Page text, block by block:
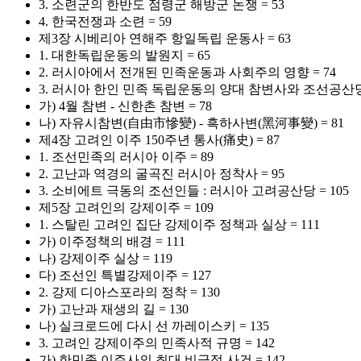
3. 소련군의 한반도 점령군 해방군 논쟁 = 53
4. 한국전쟁과 소련 = 59
제3장 시베리아 연해주 항일독립 운동사 = 63
1. 대한독립운동의 발원지 = 65
2. 러시아에서 전개된 민족운동과 사회주의 영향 = 74
3. 러시아 한인 민족 독립운동의 양대 참변사와 조선공산
가) 4월 참변 - 신한촌 참변 = 78
나) 자유시참변(自由市慘變) - 흑하사변(黑河事變) = 81
제4장 고려인 이주 150주년 통사(痛史) = 87
1. 조선민족의 러시아 이주 = 89
2. 고난과 역경의 굴곡진 러시아 정착사 = 95
3. 소비에트 극동의 조선인들 : 러시아 고려공산당 = 105
제5장 고려인의 강제이주 = 109
1. 스탈린 고려인 집단 강제이주 정책과 실상 = 111
가) 이주정책의 배경 = 111
나) 강제이주 실상 = 119
다) 조선인 특별강제이주 = 127
2. 강제 디아스포라의 정착 = 130
가) 고난과 재생의 길 = 130
나) 실크로드에 다시 선 까레이스키 = 135
3. 고려인 강제이주의 민족사적 규명 = 142